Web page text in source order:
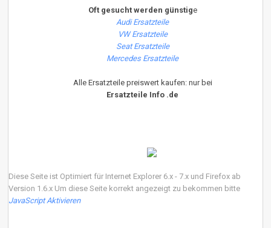
Oft gesucht werden günstige
Audi Ersatzteile
VW Ersatzteile
Seat Ersatzteile
Mercedes Ersatzteile
Alle Ersatzteile preiswert kaufen: nur bei
Ersatzteile Info .de
Diese Seite ist Optimiert für Internet Explorer 6.x - 7.x und Firefox ab
Version 1.6.x Um diese Seite korrekt angezeigt zu bekommen bitte
JavaScript Aktivieren